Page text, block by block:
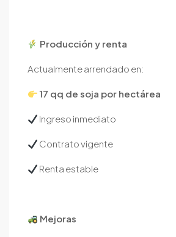
Producción y renta
Actualmente arrendado en:
17 qq de soja por hectárea
Ingreso inmediato
Contrato vigente
Renta estable
Mejoras